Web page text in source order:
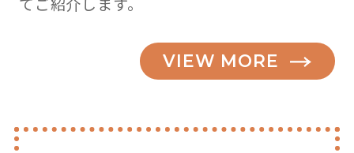
VIEW MORE